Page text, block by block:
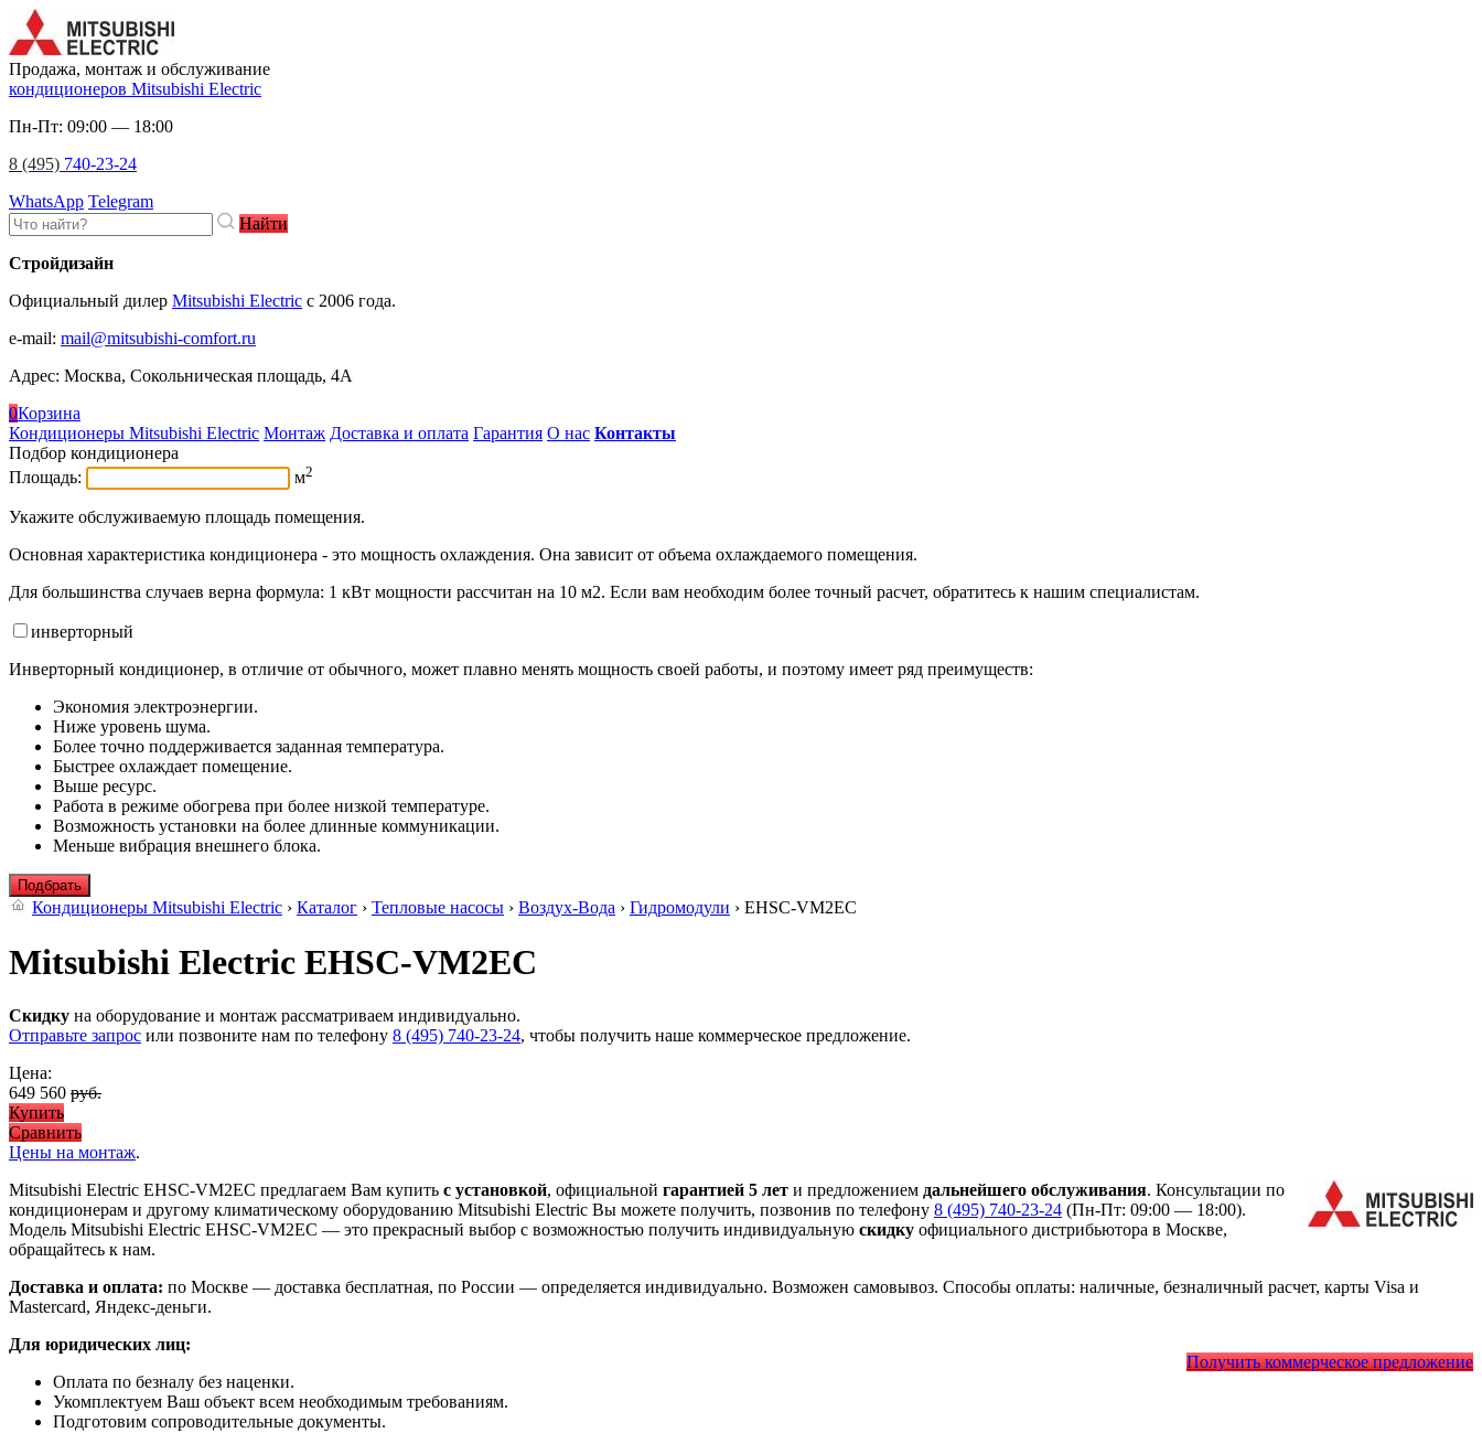
Продажа, монтаж и обслуживание
кондиционеров Mitsubishi Electric
Пн-Пт: 09:00 — 18:00
8 (495) 740-23-24
WhatsApp Telegram
Найти
Стройдизайн
Официальный дилер Mitsubishi Electric c 2006 года.
e-mail: mail@mitsubishi-comfort.ru
Адрес: Москва, Сокольническая площадь, 4А
0Корзина
Кондиционеры Mitsubishi Electric Монтаж Доставка и оплата Гарантия О нас Контакты
Подбор кондиционера
Площадь:
м2
Укажите обслуживаемую площадь помещения.
Основная характеристика кондиционера - это мощность охлаждения. Она зависит от объема охлаждаемого помещения.
Для большинства случаев верна формула: 1 кВт мощности рассчитан на 10 м2. Если вам необходим более точный расчет, обратитесь к нашим специалистам.
инверторный
Инверторный кондиционер, в отличие от обычного, может плавно менять мощность своей работы, и поэтому имеет ряд преимуществ:
Экономия электроэнергии.
Ниже уровень шума.
Более точно поддерживается заданная температура.
Быстрее охлаждает помещение.
Выше ресурс.
Работа в режиме обогрева при более низкой температуре.
Возможность установки на более длинные коммуникации.
Меньше вибрация внешнего блока.
Подбрать
Кондиционеры Mitsubishi Electric › Каталог › Тепловые насосы › Воздух-Вода › Гидромодули › EHSC-VM2EC
Mitsubishi Electric EHSC-VM2EC
Скидку на оборудование и монтаж рассматриваем индивидуально.
Отправьте запрос или позвоните нам по телефону 8 (495) 740-23-24, чтобы получить наше коммерческое предложение.
Цена:
649 560 руб.
Купить
Сравнить
Цены на монтаж.
Mitsubishi Electric EHSC-VM2EC предлагаем Вам купить с установкой, официальной гарантией 5 лет и предложением дальнейшего обслуживания. Консультации по
кондиционерам и другому климатическому оборудованию Mitsubishi Electric Вы можете получить, позвонив по телефону 8 (495) 740-23-24 (Пн-Пт: 09:00 — 18:00).
Модель Mitsubishi Electric EHSC-VM2EC — это прекрасный выбор с возможностью получить индивидуальную скидку официального дистрибьютора в Москве,
обращайтесь к нам.
Доставка и оплата: по Москве — доставка бесплатная, по России — определяется индивидуально. Возможен самовывоз. Способы оплаты: наличные, безналичный расчет, карты Visa и
Mastercard, Яндекс-деньги.
Получить коммерческое предложение
Для юридических лиц:
Оплата по безналу без наценки.
Укомплектуем Ваш объект всем необходимым требованиям.
Подготовим сопроводительные документы.